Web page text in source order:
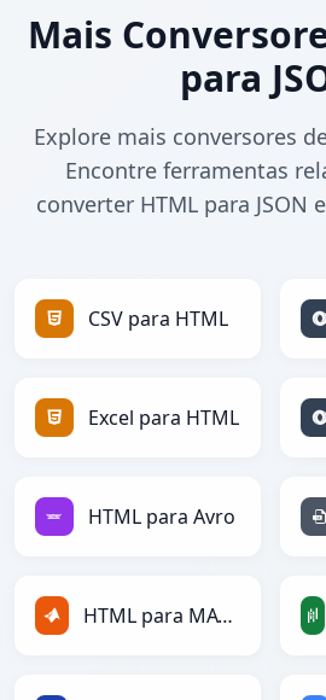
Mais
para
Explore mais conversores
Encontre ferramentas
converter HTML para
CSV para HTML
Excel para HTML
HTML para Avro
HTML para MATLAB